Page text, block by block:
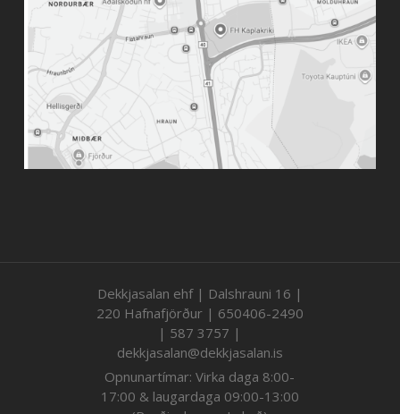
Dekkjasalan ehf | Dalshrauni 16 |
220 Hafnafjörður | 650406-2490
| 587 3757 |
dekkjasalan@dekkjasalan.is
Opnunartímar: Virka daga 8:00-
17:00 & laugardaga 09:00-13:00